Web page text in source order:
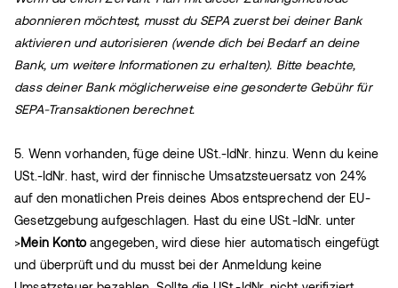
abonnieren möchtest, musst du SEPA zuerst bei deiner Bank
aktivieren und autorisieren (wende dich bei Bedarf an deine
Bank, um weitere Informationen zu erhalten). Bitte beachte,
dass deiner Bank möglicherweise eine gesonderte Gebühr für
SEPA-Transaktionen berechnet.
5. Wenn vorhanden, füge deine USt.-IdNr. hinzu. Wenn du keine
USt.-IdNr. hast, wird der finnische Umsatzsteuersatz von 24%
auf den monatlichen Preis deines Abos entsprechend der EU-
Gesetzgebung aufgeschlagen. Hast du eine USt.-IdNr. unter
>Mein Kontoangegeben, wird diese hier automatisch eingefügt
und überprüft und du musst bei der Anmeldung keine